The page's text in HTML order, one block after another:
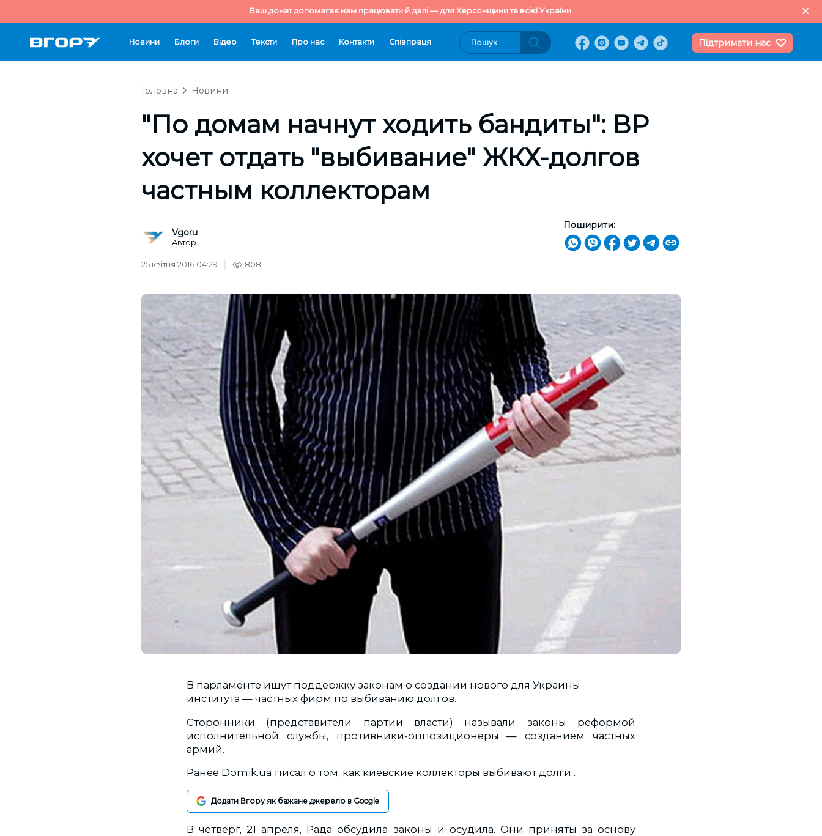
Ваш донат допомагає нам працювати й далі — для Херсонщини та всієї України.
Новини Блоги Відео Тексти Про нас Контакти Cпівпраця Підтримати нас
Головна Новини
"По домам начнут ходить бандиты": ВР
хочет отдать "выбивание" ЖКХ-долгов
частным коллекторам
Vgoru
Автор
Поширити:
25 квітня 2016 04:29 808
В парламенте ищут поддержку законам о создании нового для Украины
института — частных фирм по выбиванию долгов.
Сторонники (представители партии власти) называли законы реформой
исполнительной службы, противники-оппозиционеры — созданием частных
армий.
Ранее Domik.ua писал о том, как киевские коллекторы выбивают долги .
Додати Вгору як бажане джерело в Google
В четверг, 21 апреля, Рада обсудила законы и осудила. Они приняты за основу